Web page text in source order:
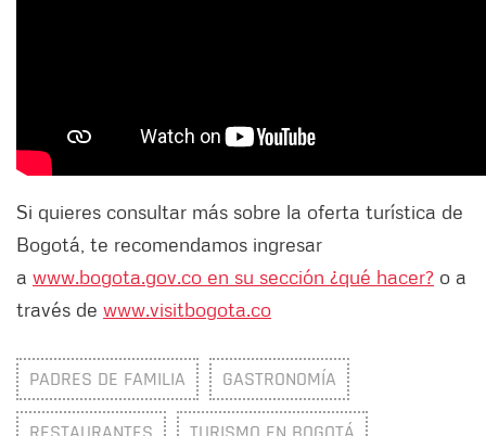
Si quieres consultar más sobre la oferta turística de
Bogotá, te recomendamos ingresar
a www.bogota.gov.co en su sección ¿qué hacer? o a
través de www.visitbogota.co
PADRES DE FAMILIA GASTRONOMÍA